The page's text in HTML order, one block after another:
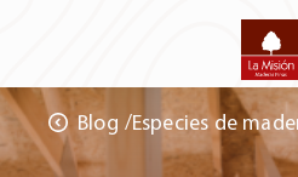
Blog Especies de